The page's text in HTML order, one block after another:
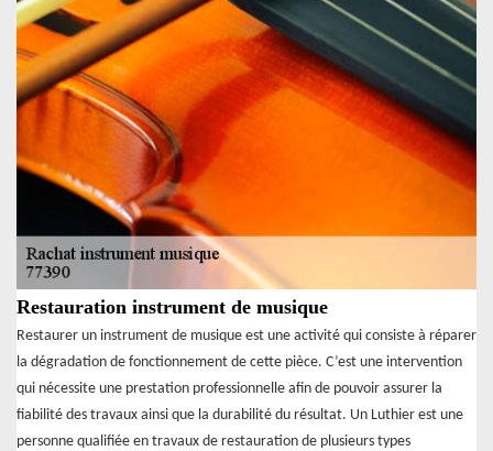
Restauration instrument de musique
Restaurer un instrument de musique est une activité qui consiste à réparer
la dégradation de fonctionnement de cette pièce. C’est une intervention
qui nécessite une prestation professionnelle afin de pouvoir assurer la
fiabilité des travaux ainsi que la durabilité du résultat. Un Luthier est une
personne qualifiée en travaux de restauration de plusieurs types